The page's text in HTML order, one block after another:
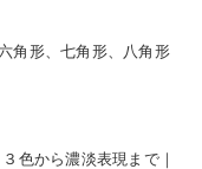
角形、七角形、八角形
色から濃淡表現まで｜